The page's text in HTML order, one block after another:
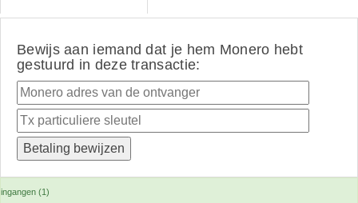
Bewijs aan iemand dat je hem Monero hebt
gestuurd in deze transactie:
ingangen (1)